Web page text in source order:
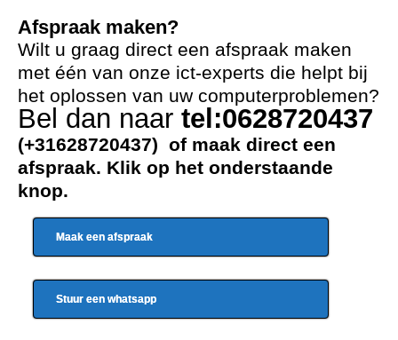
Afspraak maken?
Wilt u graag direct een afspraak maken
met één van onze ict-experts die helpt bij
het oplossen van uw computerproblemen?
Bel dan naar tel:0628720437
(+31628720437) of maak direct een
afspraak. Klik op het onderstaande
knop.
Maak een afspraak
Stuur een whatsapp